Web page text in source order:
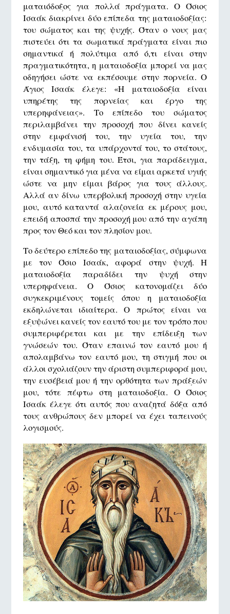
ματαιόδοξος για πολλά πράγματα. Ο Όσιος
Ισαάκ διακρίνει δύο επίπεδα της ματαιοδοξίας:
του σώματος και της ψυχής. Όταν ο νους μας
πιστεύει ότι τα σωματικά πράγματα είναι πιο
σημαντικά ή πολύτιμα από ό,τι είναι στην
πραγματικότητα, η ματαιοδοξία μπορεί να μας
οδηγήσει ώστε να εκπέσουμε στην πορνεία. Ο
Άγιος Ισαάκ έλεγε: «Η ματαιοδοξία είναι
υπηρέτης της πορνείας και έργο της
υπερηφάνειας». Το επίπεδο του σώματος
περιλαμβάνει την προσοχή που δίνει κανείς
στην εμφάνισή του, την υγεία του, την
ενδυμασία του, τα υπάρχοντά του, το στάτους,
την τάξη, τη φήμη του. Έτσι, για παράδειγμα,
είναι σημαντικό για μένα να είμαι αρκετά υγιής
ώστε να μην είμαι βάρος για τους άλλους.
Αλλά αν δίνω υπερβολική προσοχή στην υγεία
μου, αυτό καταντά αλαζονεία εκ μέρους μου,
επειδή αποσπά την προσοχή μου από την αγάπη
προς τον Θεό και τον πλησίον μου.
Το δεύτερο επίπεδο της ματαιοδοξίας, σύμφωνα
με τον Όσιο Ισαάκ, αφορά στην ψυχή. Η
ματαιοδοξία παραδίδει την ψυχή στην
υπερηφάνεια. Ο Όσιος κατονομάζει δύο
συγκεκριμένους τομείς όπου η ματαιοδοξία
εκδηλώνεται ιδιαίτερα. Ο πρώτος είναι να
εξυψώνει κανείς τον εαυτό του με τον τρόπο που
συμπεριφέρεται και με την επίδειξη των
γνώσεών του. Όταν επαινώ τον εαυτό μου ή
απολαμβάνω τον εαυτό μου, τη στιγμή που οι
άλλοι σχολιάζουν την άριστη συμπεριφορά μου,
την ευσέβειά μου ή την ορθότητα των πράξεών
μου, τότε πέφτω στη ματαιοδοξία. Ο Όσιος
Ισαάκ έλεγε ότι αυτός που αναζητά δόξα από
τους ανθρώπους δεν μπορεί να έχει ταπεινούς
λογισμούς.